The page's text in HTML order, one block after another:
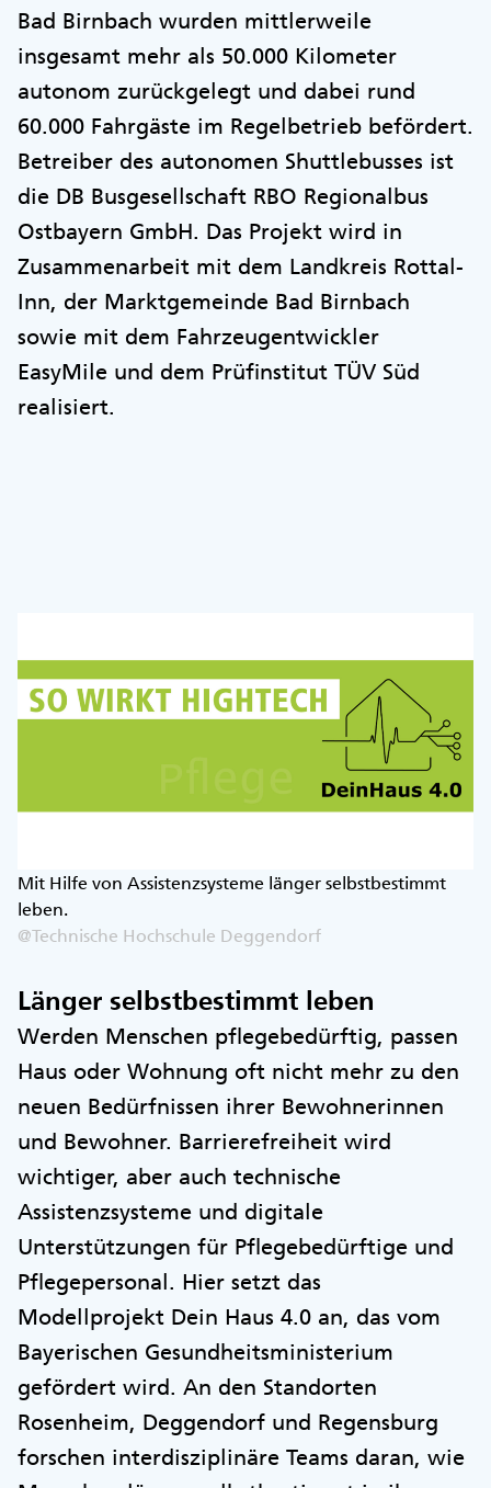
Bad Birnbach wurden mittlerweile
insgesamt mehr als 50.000 Kilometer
autonom zurückgelegt und dabei rund
60.000 Fahrgäste im Regelbetrieb befördert.
Betreiber des autonomen Shuttlebusses ist
die DB Busgesellschaft RBO Regionalbus
Ostbayern GmbH. Das Projekt wird in
Zusammenarbeit mit dem Landkreis Rottal-
Inn, der Marktgemeinde Bad Birnbach
sowie mit dem Fahrzeugentwickler
EasyMile und dem Prüfinstitut TÜV Süd
realisiert.
Mit Hilfe von Assistenzsysteme länger selbstbestimmt
leben.
@Technische Hochschule Deggendorf
Länger selbstbestimmt leben
Werden Menschen pflegebedürftig, passen
Haus oder Wohnung oft nicht mehr zu den
neuen Bedürfnissen ihrer Bewohnerinnen
und Bewohner. Barrierefreiheit wird
wichtiger, aber auch technische
Assistenzsysteme und digitale
Unterstützungen für Pflegebedürftige und
Pflegepersonal. Hier setzt das
Modellprojekt Dein Haus 4.0 an, das vom
Bayerischen Gesundheitsministerium
gefördert wird. An den Standorten
Rosenheim, Deggendorf und Regensburg
forschen interdisziplinäre Teams daran, wie